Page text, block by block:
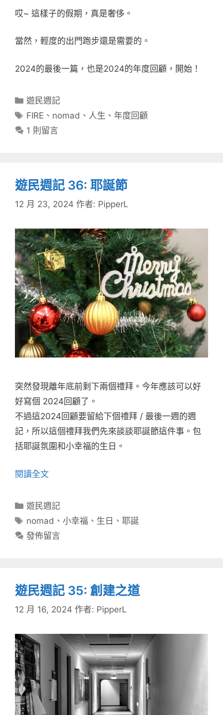
哎~ 這樣子的假期，真是奢侈。
當然，輕度的出門跑步還是需要的。
2024的最後一篇，也是2024的年度回顧，開始！
分
類
遊民週記
標
籤
FIRE 、 nomad 、 人生 、年度回顧
1 則留言
遊民週記 36: 耶誕節
12 月 23, 2024 作者: PipperL
突然發現離年底前剩下兩個禮拜。今年應該可以好
好寫個 2024回顧了。
不過這2024回顧要留給下個禮拜 / 最後一週的週
記，所以這個禮拜我們先來談談耶誕節這件事。包
括耶誕氛圍和小幸福的生日。
閱讀全文
分
遊民週記
標
籤
nomad 、小幸福 、 生日 、耶誕
發佈留言
遊民週記 35: 創建之道
12 月 16, 2024 作者: PipperL